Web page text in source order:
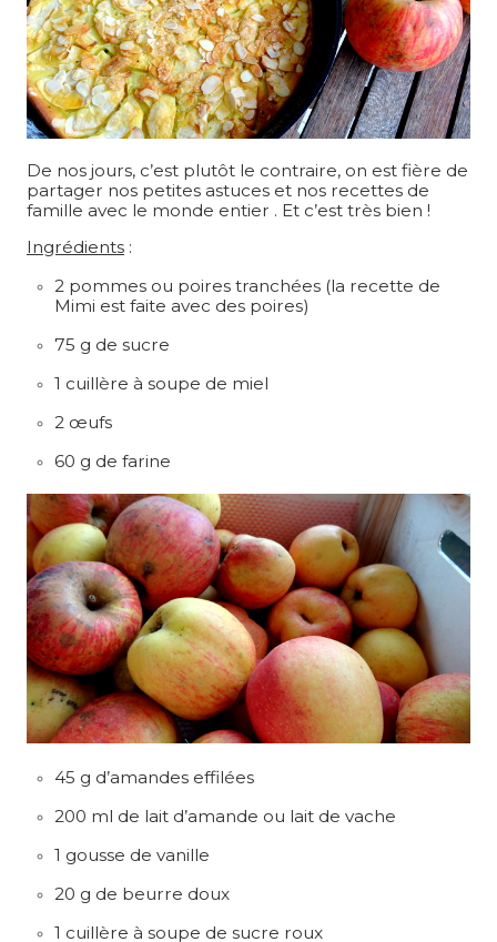
De nos jours, c’est plutôt le contraire, on est fière de
partager nos petites astuces et nos recettes de
famille avec le monde entier . Et c’est très bien !
Ingrédients :
2 pommes ou poires tranchées (la recette de
Mimi est faite avec des poires)
75 g de sucre
1 cuillère à soupe de miel
2 œufs
60 g de farine
45 g d’amandes effilées
200 ml de lait d’amande ou lait de vache
1 gousse de vanille
20 g de beurre doux
1 cuillère à soupe de sucre roux